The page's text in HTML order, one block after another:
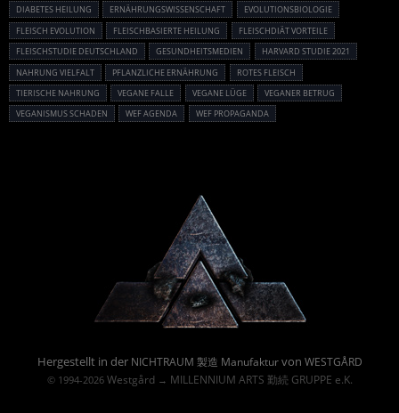
DIABETES HEILUNG
ERNÄHRUNGSWISSENSCHAFT
EVOLUTIONSBIOLOGIE
FLEISCH EVOLUTION
FLEISCHBASIERTE HEILUNG
FLEISCHDIÄT VORTEILE
FLEISCHSTUDIE DEUTSCHLAND
GESUNDHEITSMEDIEN
HARVARD STUDIE 2021
NAHRUNG VIELFALT
PFLANZLICHE ERNÄHRUNG
ROTES FLEISCH
TIERISCHE NAHRUNG
VEGANE FALLE VEGANE LÜGE
VEGANER BETRUG
VEGANISMUS SCHADEN
WEF AGENDA WEF PROPAGANDA
Hergestellt in der NICHTRAUM 製造 Manufakturvon WESTGÅRD
© 1994-2026 Westgård→ MILLENNIUM ARTS 勤続 GRUPPE e.K.
Powered By :